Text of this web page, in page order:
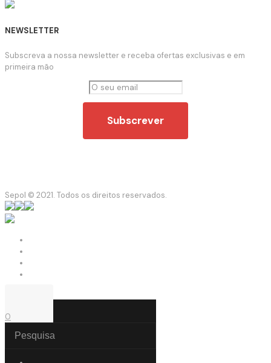
NEWSLETTER
Subscreva a nossa newsletter e receba ofertas exclusivas e em
primeira mão
Sepol © 2021. Todos os direitos reservados.
0